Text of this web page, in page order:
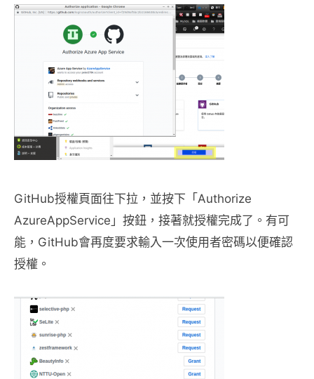
GitHub授權頁面往下拉，並按下「Authorize
AzureAppService」按鈕，接著就授權完成了。有可
能，GitHub會再度要求輸入一次使用者密碼以便確認
授權。